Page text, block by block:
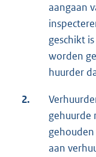
aangaan
geschikt
worden
huurder
2.
gehuurde
aan